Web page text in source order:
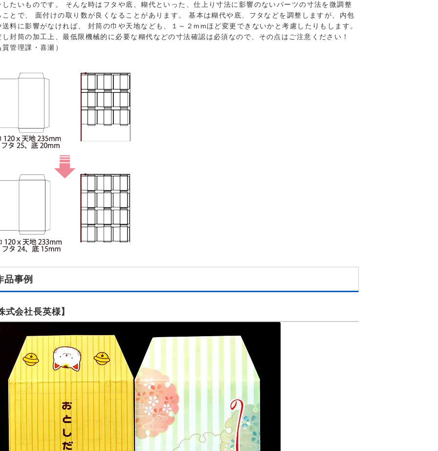
したいものです。 そんな時はフタや底、糊代といった、仕上り寸法に影響のないパーツの寸法を微調整
ことで、 面付けの取り数が良くなることがあります。 基本は糊代や底、フタなどを調整しますが、内包
送料に影響がなければ、 封筒の巾や天地なども、１～２mmほど変更できないかと考慮したりもします。
し封筒の加工上、最低限機械的に必要な糊代などの寸法確認は必須なので、その点はご注意ください！
質管理課・喜瀬）
品事例
式会社長英様】